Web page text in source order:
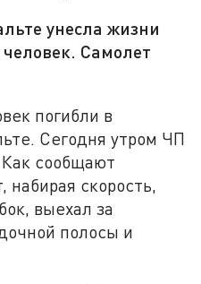
унесла жизни
Самолет
погибли в
Сегодня утром ЧП
сообщают
скорость,
выехал за
полосы и